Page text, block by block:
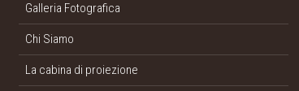
Galleria Fotografica
Chi Siamo
La cabina di proiezione